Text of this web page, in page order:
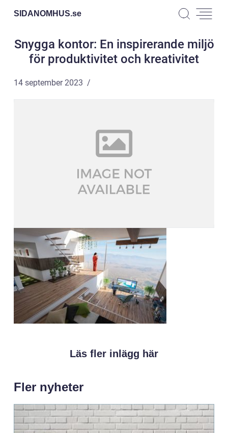
SIDANOMHUS.se
Snygga kontor: En inspirerande miljö
för produktivitet och kreativitet
14 september 2023
Läs fler inlägg här
Fler nyheter